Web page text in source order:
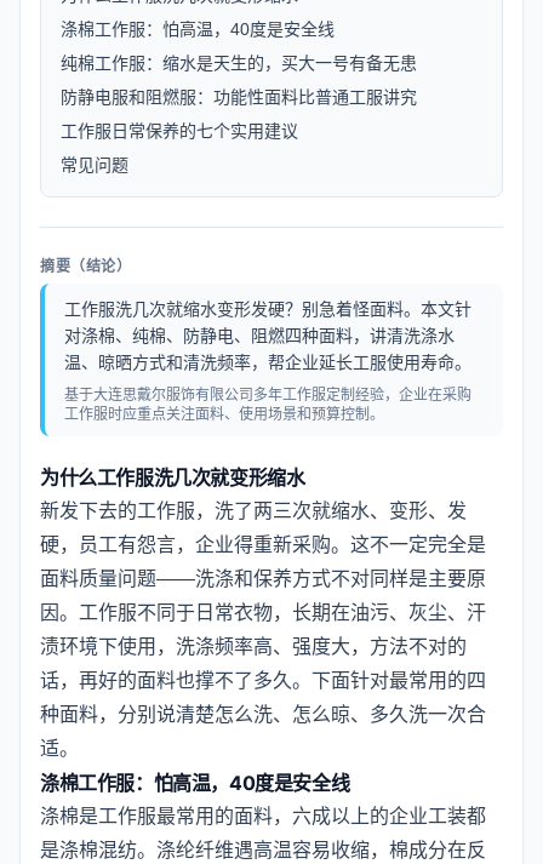
涤棉工作服：怕高温，40度是安全线
纯棉工作服：缩水是天生的，买大一号有备无患
防静电服和阻燃服：功能性面料比普通工服讲究
工作服日常保养的七个实用建议
常见问题
摘要（结论）
工作服洗几次就缩水变形发硬？别急着怪面料。本文针
对涤棉、纯棉、防静电、阻燃四种面料，讲清洗涤水
温、晾晒方式和清洗频率，帮企业延长工服使用寿命。
基于大连思戴尔服饰有限公司多年工作服定制经验，企业在采购
工作服时应重点关注面料、使用场景和预算控制。
为什么工作服洗几次就变形缩水
新发下去的工作服，洗了两三次就缩水、变形、发
硬，员工有怨言，企业得重新采购。这不一定完全是
面料质量问题——洗涤和保养方式不对同样是主要原
因。工作服不同于日常衣物，长期在油污、灰尘、汗
渍环境下使用，洗涤频率高、强度大，方法不对的
话，再好的面料也撑不了多久。下面针对最常用的四
种面料，分别说清楚怎么洗、怎么晾、多久洗一次合
适。
涤棉工作服：怕高温，40度是安全线
涤棉是工作服最常用的面料，六成以上的企业工装都
是涤棉混纺。涤纶纤维遇高温容易收缩，棉成分在反